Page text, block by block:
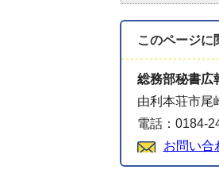
このページに
総務部秘書広
由利本荘市尾
電話：0184-
お問い合